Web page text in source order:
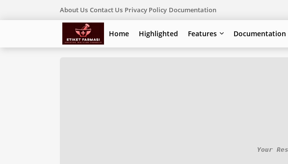
About Us Contact Us Privacy Policy Documentation
Home Highlighted Features Documentation
Your